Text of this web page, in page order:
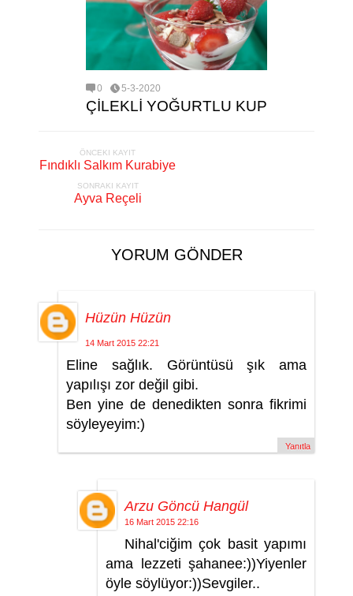
0 5-3-2020
ÇİLEKLİ YOĞURTLU KUP
ÖNCEKI KAYIT
Fındıklı Salkım Kurabiye
SONRAKI KAYIT
Ayva Reçeli
YORUM GÖNDER
Hüzün Hüzün
14 Mart 2015 22:21
Eline sağlık. Görüntüsü şık ama
yapılışı zor değil gibi.
Ben yine de denedikten sonra fikrimi
söyleyeyim:)
Yanıtla
Arzu Göncü Hangül
16 Mart 2015 22:16
Nihal'ciğim çok basit yapımı
ama lezzeti şahanee:))Yiyenler
öyle söylüyor:))Sevgiler..